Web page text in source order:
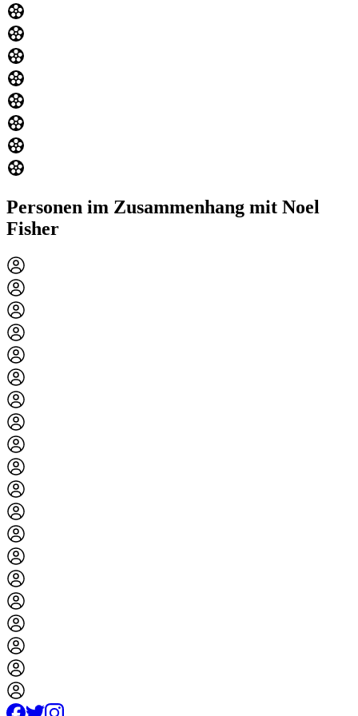
Personen im Zusammenhang mit Noel
Fisher